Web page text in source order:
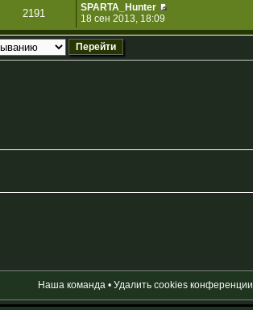
2191
SPARTA_Hunter
18 сен 2013, 18:09
Наша команда • Удалить cookies конференции